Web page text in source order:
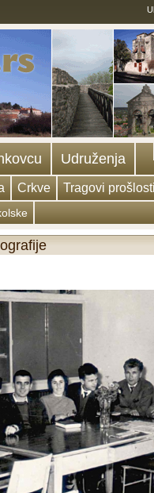
Udruženja
Crkve Tragovi